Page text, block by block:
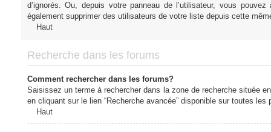
d’ignorés. Ou, depuis votre panneau de l’utilisateur, vous
également supprimer des utilisateurs de votre liste depuis cette
Haut
Recherche dans les forums
Comment rechercher dans les forums?
Saisissez un terme à rechercher dans la zone de recherche située
en cliquant sur le lien “Recherche avancée” disponible sur toutes
Haut